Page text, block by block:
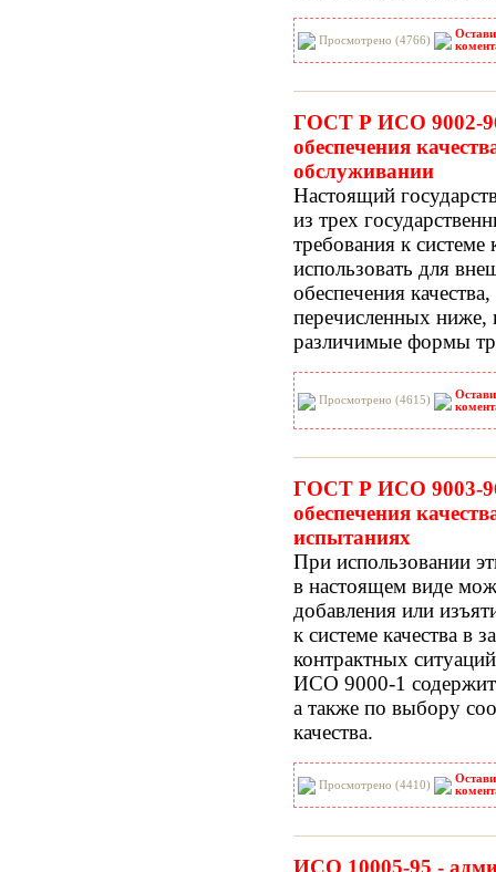
Просмотрено (4766)
ГОСТ Р ИСО 9002-96
обеспечения
обслуживании
Настоящий
из трех
требования к
использовать для
обеспечения
перечисленных ниже,
различимые формы
Просмотрено (4615)
ГОСТ Р ИСО 9003-96
обеспечения
испытаниях
При использовании
в настоящем виде
добавления или
к системе качества в
контрактных
ИСО 9000-1 содержит
а также по выбору
качества.
Просмотрено (4410)
ИСО 10005-95 -